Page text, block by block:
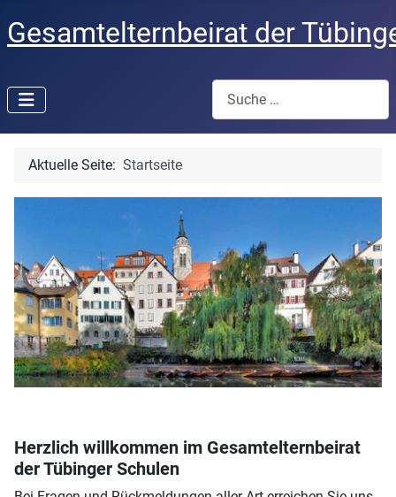
Gesamtelternbeirat der
Suchen
Aktuelle Seite: Startseite
Herzlich willkommen im Gesamtelternbeirat
der Tübinger Schulen